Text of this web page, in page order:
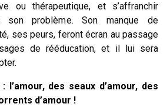
ou thérapeutique, et s’affranchir
son problème. Son manque de
ses peurs, feront écran au passage
de rééducation, et il lui sera
l’amour, des seaux d’amour, des
d’amour !